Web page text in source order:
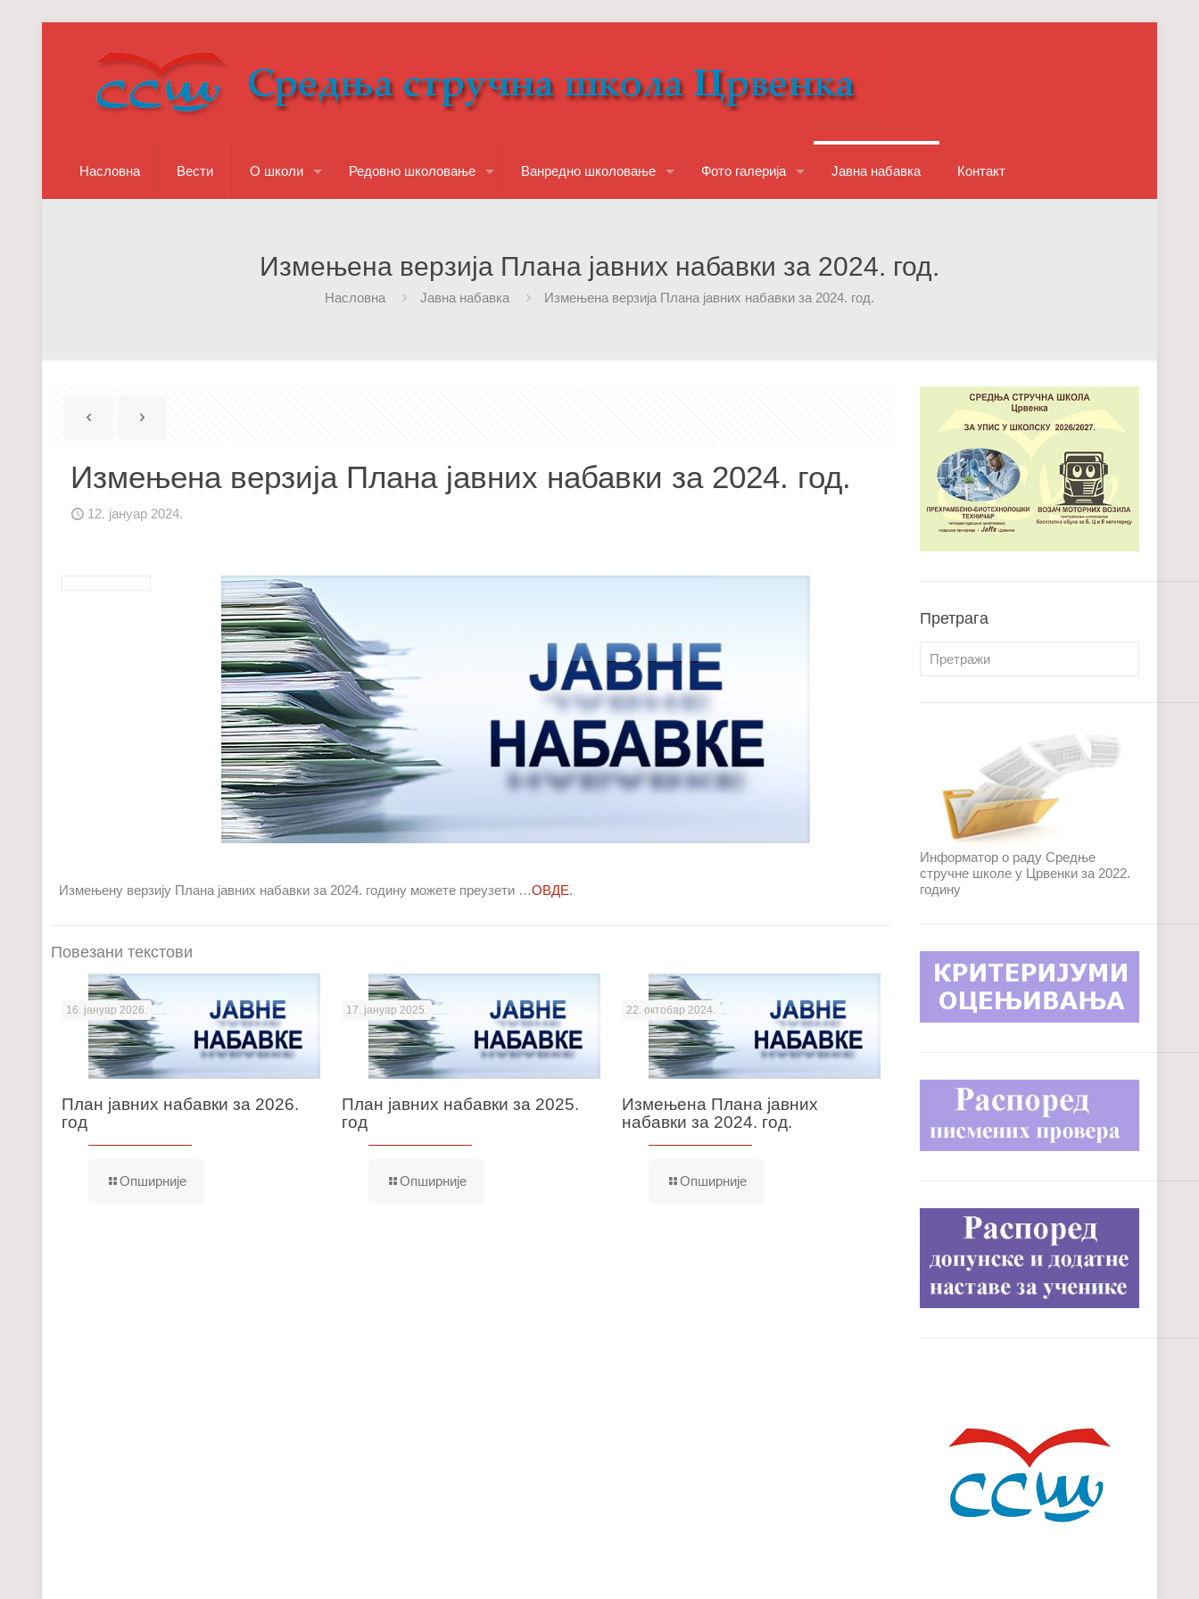
Насловна Вести О школи Редовно школовање Ванредно школовање Фото галерија Јавна набавка Контакт
Измењена верзија Плана јавних набавки за 2024. год.
Насловна Јавна набавка Измењена верзија Плана јавних набавки за 2024. год.
Измењена верзија Плана јавних набавки за 2024. год.
12. јануар 2024.
Измењену верзију Плана јавних набавки за 2024. годину можете преузети …ОВДЕ.
Повезани текстови
16. јануар 2026.
План јавних набавки за 2026.
год
Опширније
17. јануар 2025.
План јавних набавки за 2025.
год
Опширније
22. октобар 2024.
Измењена Плана јавних
набавки за 2024. год.
Опширније
Претрага
Информатор о раду Средње
стручне школе у Црвенки за 2022.
годину